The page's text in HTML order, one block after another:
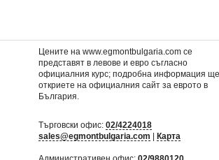
Цените на www.egmontbulgaria.com се
представят в левове и евро съгласно
официалния курс; подробна информация
откриете наофициалния сайт за еврото в
България
Търговски офис:02/4224018
sales@egmontbulgaria.com |Карта